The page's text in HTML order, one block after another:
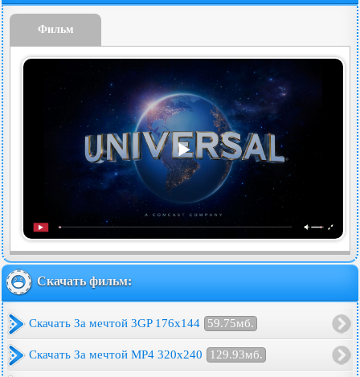
Фильм
Скачать фильм:
Скачать За мечтой 3GP 176x144 59.75мб.
Скачать За мечтой MP4 320x240 129.93мб.